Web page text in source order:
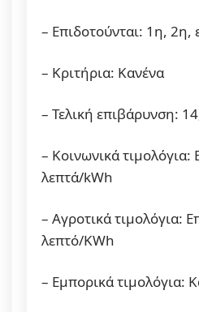
– Επιδοτούνται: 1η, 2η,
– Κριτήρια: Κανένα
– Τελική επιβάρυνση:
– Κοινωνικά τιμολόγια:
λεπτά/kWh
– Αγροτικά τιμολόγια:
λεπτό/ΚWh
– Εμπορικά τιμολόγια: